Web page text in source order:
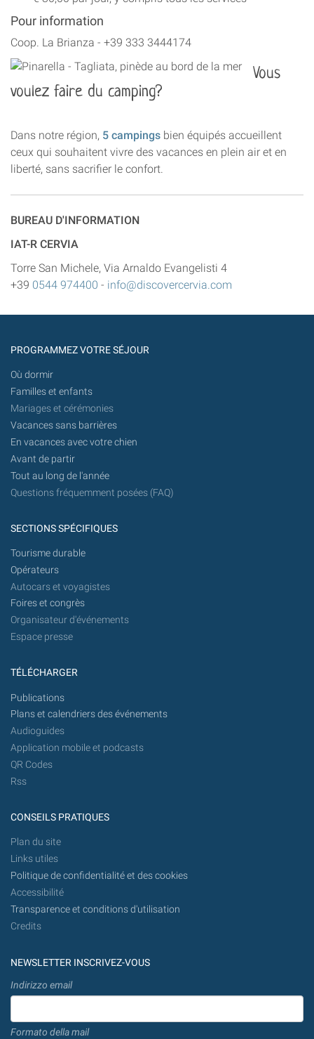
Pour information
Coop. La Brianza - +39 333 3444174
Vous
voulez faire du camping?
Dans notre région, 5 campings bien équipés accueillent
ceux qui souhaitent vivre des vacances en plein air et en
liberté, sans sacrifier le confort.
BUREAU D'INFORMATION
IAT-R CERVIA
Torre San Michele, Via Arnaldo Evangelisti 4
+39 0544 974400 - info@discovercervia.com
PROGRAMMEZ VOTRE SÉJOUR
Où dormir
Familles et enfants
Mariages et cérémonies
Vacances sans barrières
En vacances avec votre chien
Avant de partir
Tout au long de l'année
Questions fréquemment posées (FAQ)
SECTIONS SPÉCIFIQUES
Tourisme durable
Opérateurs
Autocars et voyagistes
Foires et congrès
Organisateur d'événements
Espace presse
TÉLÉCHARGER
Publications
Plans et calendriers des événements
Audioguides
Application mobile et podcasts
QR Codes
Rss
CONSEILS PRATIQUES
Plan du site
Links utiles
Politique de confidentialité et des cookies
Accessibilité
Transparence et conditions d'utilisation
Credits
NEWSLETTER INSCRIVEZ-VOUS
Indirizzo email
Formato della mail